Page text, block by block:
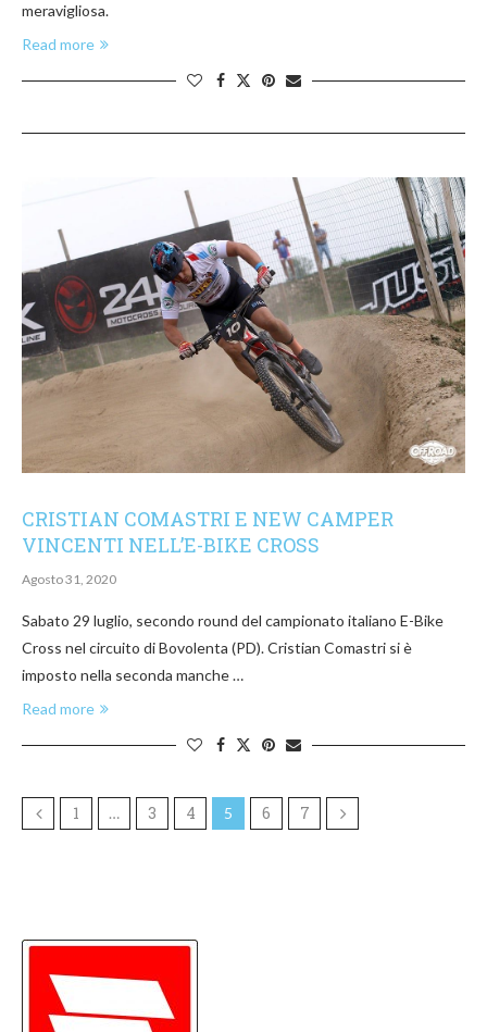
meravigliosa.
Read more
CRISTIAN COMASTRI E NEW CAMPER
VINCENTI NELL’E-BIKE CROSS
Agosto 31, 2020
Sabato 29 luglio, secondo round del campionato italiano E-Bike
Cross nel circuito di Bovolenta (PD). Cristian Comastri si è
imposto nella seconda manche …
Read more
1 … 3 4 5 6 7